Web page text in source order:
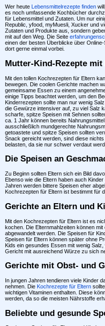
Wer heute Lebensmittelrezepte finden
es noch umfassende Kochbücher
für Lebensmittel und Zutaten. Um nur
Republic, yfood, myMuesli, Xucker und
Zutaten und Produkte aus, sondern
mit auf den Weg. Die Seite
einen der besten Überblicke über
dort gerne einmal vorbei.
Mutter-Kind-Rezepte mit
Mit den tollen Kochrezepten für Eltern
bewegen. Die coolen Gerichte machen
gemeinsame Essen zu einem
einige Tipps beachtet werden, um den
Kinderrezepten sollte man nur wenig
die Gewürze intensiver auf, zu viel Salz
scharfe, spitze Speisen mit Sehnen
ca. 1 Jahr können bereits
ausschließlich mundgerechte
getoastete und spitze Speisen sollten
Snack gereicht werden, sind diese
belasten, da sie nur schwer verdaut
Die Speisen an
Zu Beginn sollten Eltern sich ein Bild
Ebenso wie die Eltern haben auch
Jahren werden bittere Speisen eher
Kochrezepten für Eltern ist bestimmt für
Gerichte an Eltern und
Mit den Kochrezepten für Eltern ist es
kochen. Die Elternmahlzeiten können
abgewandelt werden. Die Speisen für
Speisen für Eltern können später ohne
Kids ein gesundes Essen mit wenig
Gericht mit ausreichend Würze zu sich
Gerichte mit Obst- und
In jungen Jahren tendieren viele Kinder
nehmen. Die Kochrezepte für Eltern
wichtigen Vitaminen enthalten. Diese
werden, da so die meisten Nährstoffe
Beliebte und gesunde